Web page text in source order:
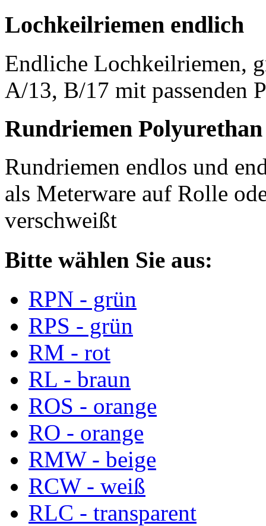
Lochkeilriemen endlich
Endliche Lochkeilriemen,
A/13, B/17 mit passenden
Rundriemen Polyurethan
Rundriemen endlos und
als Meterware auf Rolle
verschweißt
Bitte wählen Sie aus:
RPN - grün
RPS - grün
RM - rot
RL - braun
ROS - orange
RO - orange
RMW - beige
RCW - weiß
RLC - transparent